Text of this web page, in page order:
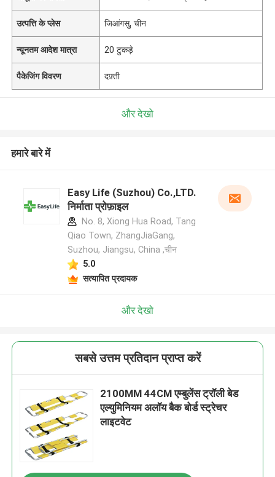
उत्पत्ति के प्लेस जिआंगसु, चीन
न्यूनतम आदेश मात्रा 20 टुकड़े
पैकेजिंग विवरण दफ़्ती
और देखो
हमारे बारे में
Easy Life (Suzhou) Co.,LTD.
निर्माता प्रोफ़ाइल
No. 8, Xiong Hua Road, Tang
Qiao Town, ZhangJiaGang,
Suzhou, Jiangsu, China ,चीन
5.0
सत्यापित प्रदायक
और देखो
सबसे उत्तम प्रतिदान प्राप्त करें
2100MM 44CM एम्बुलेंस ट्रॉली बेड
एल्युमिनियम अलॉय बैक बोर्ड स्ट्रेचर
लाइटवेट